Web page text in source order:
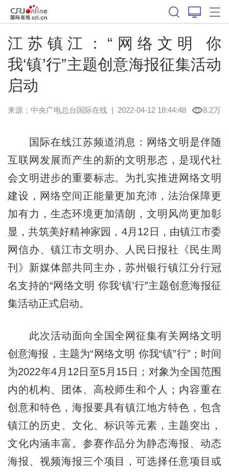
江苏镇江：“网络文明 你
我‘镇’行”主题创意海报征集活动
启动
来源：中央广电总台国际在线| 2022-04-12 18:44:48 8.2万
国际在线江苏频道消息：网络文明是伴随
互联网发展而产生的新的文明形态，是现代社
会文明进步的重要标志。为扎实推进网络文明
建设，网络空间正能量更加充沛，法治保障更
加有力，生态环境更加清朗，文明风尚更加彰
显，共筑美好精神家园，4月12日，由镇江市委
网信办、镇江市文明办、人民日报社《民生周
刊》新媒体部共同主办，苏州银行镇江分行冠
名支持的“网络文明 你我‘镇’行”主题创意海报征
集活动正式启动。
此次活动面向全国全网征集有关网络文明
创意海报，主题为“网络文明 你我“镇”行”；时间
为2022年4月12日至5月15日；对象为全国范围
内的机构、团体、高校师生和个人；内容重在
创意和特色，海报要具有镇江地方特色，包含
镇江的历史、文化、标识等元素，主题突出，
文化内涵丰富。参赛作品分为静态海报、动态
海报、视频海报三个项目，可选择任意项目或